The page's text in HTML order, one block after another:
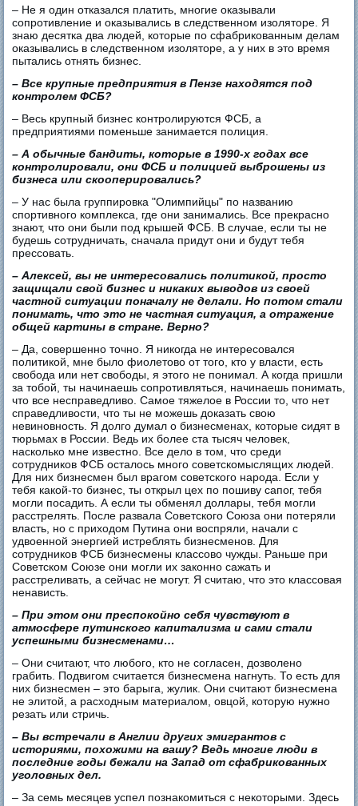
– Не я один отказался платить, многие оказывали
сопротивление и оказывались в следственном изоляторе. Я
знаю десятка два людей, которые по сфабрикованным делам
оказывались в следственном изоляторе, а у них в это время
пытались отнять бизнес.
– Все крупные предприятия в Пензе находятся под
контролем ФСБ?
– Весь крупный бизнес контролируются ФСБ, а
предприятиями поменьше занимается полиция.
– А обычные бандиты, которые в 1990-х годах все
контролировали, они ФСБ и полицией выброшены из
бизнеса или скооперировались?
– У нас была группировка "Олимпийцы" по названию
спортивного комплекса, где они занимались. Все прекрасно
знают, что они были под крышей ФСБ. В случае, если ты не
будешь сотрудничать, сначала придут они и будут тебя
прессовать.
– Алексей, вы не интересовались политикой, просто
защищали свой бизнес и никаких выводов из своей
частной ситуации поначалу не делали. Но потом стали
понимать, что это не частная ситуация, а отражение
общей картины в стране. Верно?
– Да, совершенно точно. Я никогда не интересовался
политикой, мне было фиолетово от того, кто у власти, есть
свобода или нет свободы, я этого не понимал. А когда пришли
за тобой, ты начинаешь сопротивляться, начинаешь понимать,
что все несправедливо. Самое тяжелое в России то, что нет
справедливости, что ты не можешь доказать свою
невиновность. Я долго думал о бизнесменах, которые сидят в
тюрьмах в России. Ведь их более ста тысяч человек,
насколько мне известно. Все дело в том, что среди
сотрудников ФСБ осталось много советскомыслящих людей.
Для них бизнесмен был врагом советского народа. Если у
тебя какой-то бизнес, ты открыл цех по пошиву сапог, тебя
могли посадить. А если ты обменял доллары, тебя могли
расстрелять. После развала Советского Союза они потеряли
власть, но с приходом Путина они воспряли, начали с
удвоенной энергией истреблять бизнесменов. Для
сотрудников ФСБ бизнесмены классово чужды. Раньше при
Советском Союзе они могли их законно сажать и
расстреливать, а сейчас не могут. Я считаю, что это классовая
ненависть.
– При этом они преспокойно себя чувствуют в
атмосфере путинского капитализма и сами стали
успешными бизнесменами…
– Они считают, что любого, кто не согласен, дозволено
грабить. Подвигом считается бизнесмена нагнуть. То есть для
них бизнесмен – это барыга, жулик. Они считают бизнесмена
не элитой, а расходным материалом, овцой, которую нужно
резать или стричь.
– Вы встречали в Англии других эмигрантов с
историями, похожими на вашу? Ведь многие люди в
последние годы бежали на Запад от сфабрикованных
уголовных дел.
– За семь месяцев успел познакомиться с некоторыми. Здесь